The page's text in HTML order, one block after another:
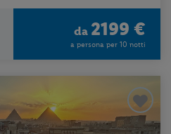
da 2199 €
a persona per 10 notti